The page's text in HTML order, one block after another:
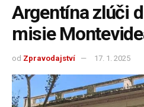
Argentína zlúči
misie
od Zpravodajství 17. 1. 2025